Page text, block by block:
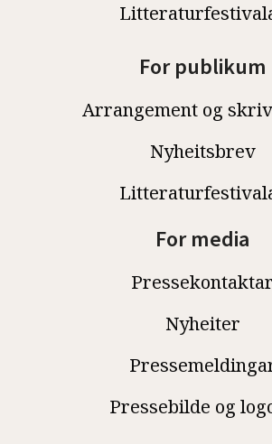
For publikum
Arrangement og
Nyheitsbrev
For media
Pressekontaktar
Nyheiter
Pressebilde og